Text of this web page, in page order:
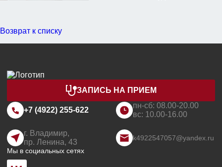
Возврат к списку
ЗАПИСЬ НА ПРИЕМ
+7 (4922) 255-622
пн-сб: 08.00-20.00
вс: 10.00-16.00
г. Владимир,
пр. Ленина, 43
k4922547057@yandex.ru
Мы в социальных сетях